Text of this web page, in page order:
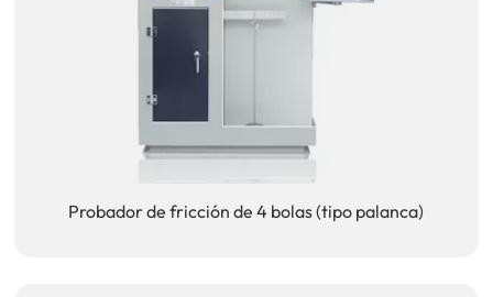
Probador de fricción de 4 bolas (tipo palanca)